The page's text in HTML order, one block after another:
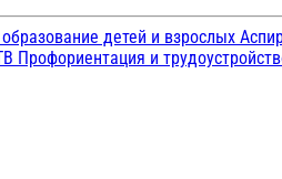
детей и взрослых
Профориентация и